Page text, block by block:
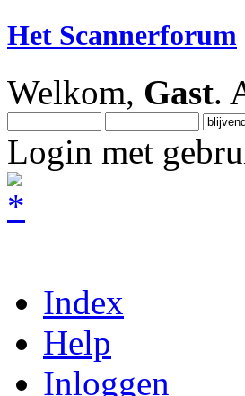
Het Scannerforum
Welkom, Gast.
Login met
Index
Help
Inloggen